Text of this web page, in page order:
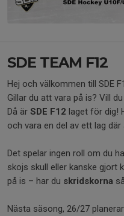
SDE TEAM F12
Hej och välkommen till SDE
Gillar du att vara på is? Vill
Då är SDE F12 laget för dig!
och vara en del av ett lag
Det spelar ingen roll om du
skojs skull eller kanske gjort
på is – har du skridskorna
Nästa säsong, 26/27